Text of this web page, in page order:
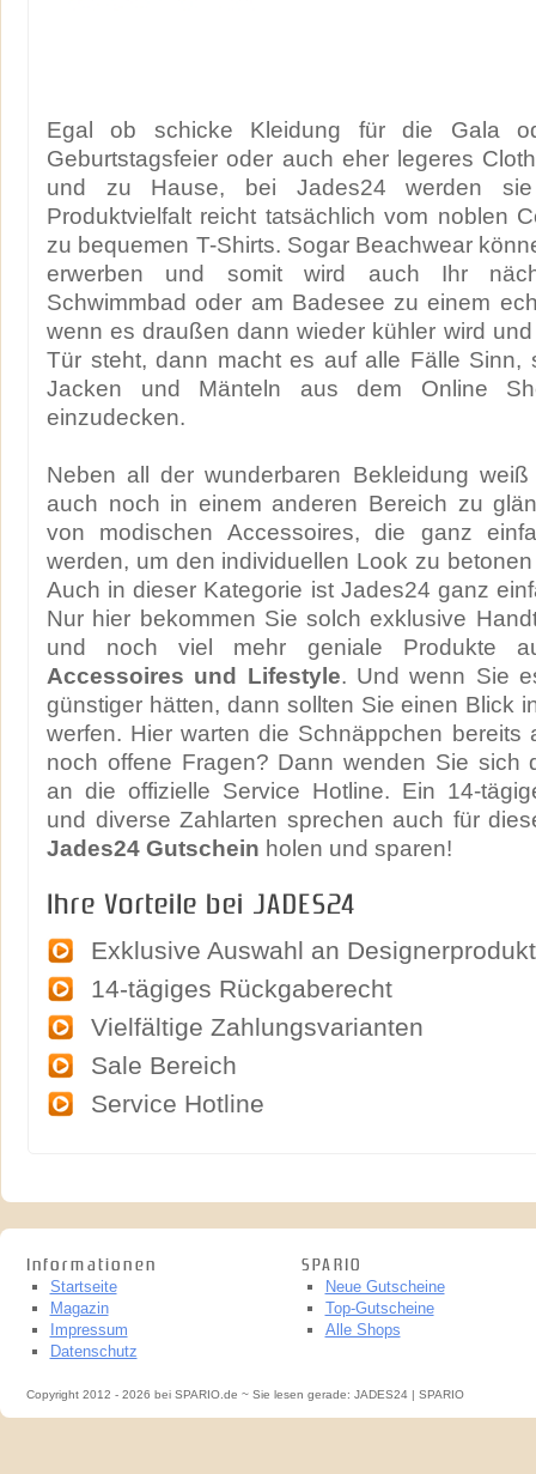
Egal ob schicke Kleidung für die Gala
Geburtstagsfeier oder auch eher legeres
und zu Hause, bei Jades24 werden
Produktvielfalt reicht tatsächlich vom noblen
zu bequemen T-Shirts. Sogar Beachwear
erwerben und somit wird auch Ihr
Schwimmbad oder am Badesee zu einem
wenn es draußen dann wieder kühler wird
Tür steht, dann macht es auf alle Fälle Sinn,
Jacken und Mänteln aus dem Online
einzudecken.
Neben all der wunderbaren Bekleidung
auch noch in einem anderen Bereich zu
von modischen Accessoires, die ganz
werden, um den individuellen Look zu
Auch in dieser Kategorie ist Jades24 ganz
Nur hier bekommen Sie solch exklusive
und noch viel mehr geniale Produkte
Accessoires und Lifestyle. Und wenn Sie
günstiger hätten, dann sollten Sie einen Blick
werfen. Hier warten die Schnäppchen bereits
noch offene Fragen? Dann wenden Sie sich
an die offizielle Service Hotline. Ein 14-
und diverse Zahlarten sprechen auch für
Jades24 Gutschein holen und sparen!
Ihre Vorteile bei JADES24
Exklusive Auswahl an
14-tägiges Rückgaberecht
Vielfältige Zahlungsvarianten
Sale Bereich
Service Hotline
Informationen
Startseite
Magazin
Impressum
Datenschutz
SPARIO
Neue Gutscheine
Top-Gutscheine
Alle Shops
Copyright 2012 - 2026 bei SPARIO.de ~ Sie lesen gerade: JADES24 | SPARIO